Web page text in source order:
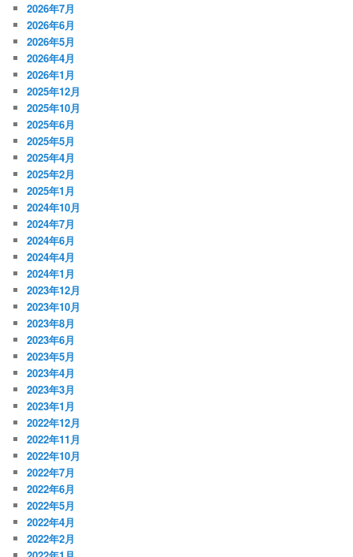
2026年7月
2026年6月
2026年5月
2026年4月
2026年1月
2025年12月
2025年10月
2025年6月
2025年5月
2025年4月
2025年2月
2025年1月
2024年10月
2024年7月
2024年6月
2024年4月
2024年1月
2023年12月
2023年10月
2023年8月
2023年6月
2023年5月
2023年4月
2023年3月
2023年1月
2022年12月
2022年11月
2022年10月
2022年7月
2022年6月
2022年5月
2022年4月
2022年2月